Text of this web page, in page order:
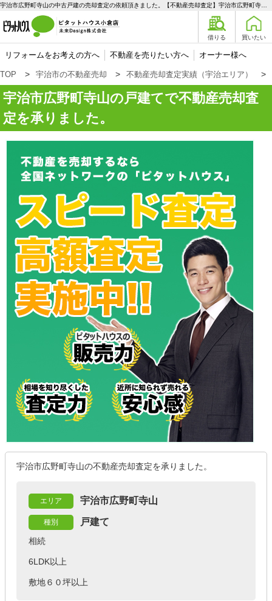
借りる 買いたい
リフォームをお考えの方へ 不動産を売りたい方へ オーナー様へ
TOP 宇治市の不動産売却 不動産売却査定実績（宇治エリア）
宇治市広野町寺山の戸建てで不動産売却査
定を承りました。
宇治市広野町寺山の不動産売却査定を承りました。
エリア 宇治市広野町寺山
種別 戸建て
相続
6LDK以上
敷地６０坪以上